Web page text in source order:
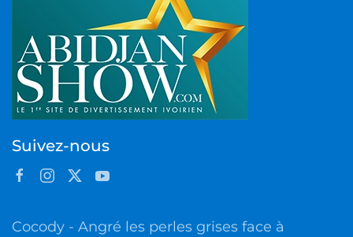
Suivez-nous
Cocody - Angré les perles grises face à